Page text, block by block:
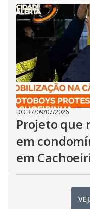
DO R7/09/07/2026
Projeto que
em
em